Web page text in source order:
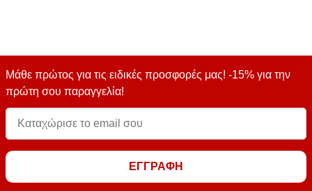
Μάθε πρώτος για τις ειδικές προσφορές μας! -15% για την
πρώτη σου παραγγελία!
ΕΓΓΡΑΦΗ